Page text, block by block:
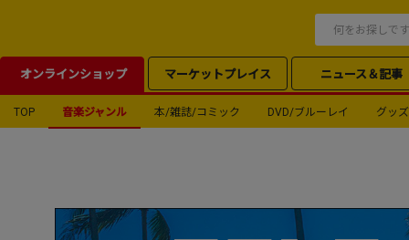
オンラインショップ マーケットプレイス ニュース＆記事
TOP 音楽ジャンル 本/雑誌/コミック DVD/ブルーレイ グッズ